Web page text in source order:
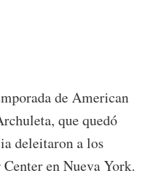
de American
que quedó
deleitaron a los
en Nueva York.